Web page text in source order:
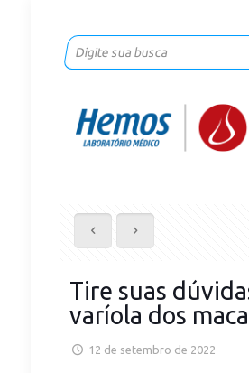
Tire suas
varíola dos
12 de setembro de 2022